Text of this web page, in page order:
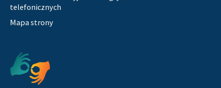
telefonicznych
Mapa strony
Pozostałe